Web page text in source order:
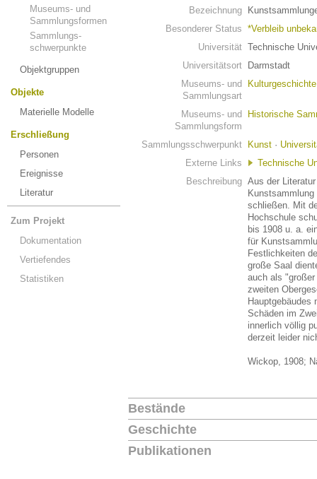
Museums- und
Sammlungsformen
Sammlungs-
schwerpunkte
Objektgruppen
Objekte
Materielle Modelle
Erschließung
Personen
Ereignisse
Literatur
Zum Projekt
Dokumentation
Vertiefendes
Statistiken
Bezeichnung
Besonderer Status *Verbleib
Universität Technische
Universitätsort
Darmstadt
Museums- und
Sammlungsart
Museums- und
Sammlungsform
Historische
Sammlungsschwerpunkt Kunst ·
Externe Links
Technische
Beschreibung Aus der
schließen. Mit
Hochschule
bis 1908 u. a.
für
Festlichkeiten
große Saal
auch als
zweiten
Hauptgebäudes
Schäden im
innerlich völlig
derzeit leider
Wickop, 1908;
Bestände
Geschichte
Publikationen